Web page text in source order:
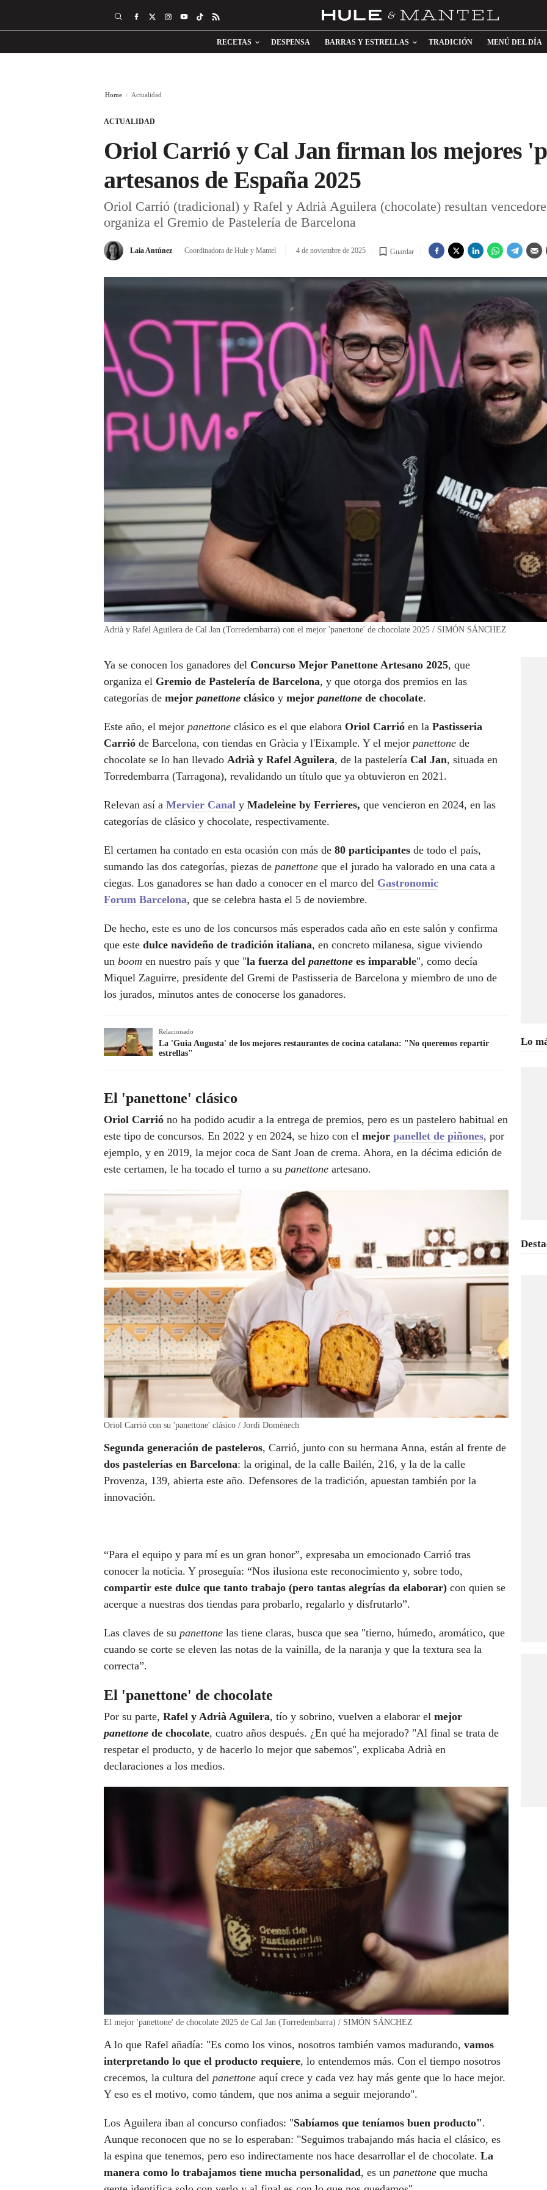
RECETAS DESPENSA BARRAS Y ESTRELLAS TRADICIÓN MENÚ DEL DÍA
Home Actualidad
ACTUALIDAD
Oriol Carrió y Cal Jan firman los mejores
artesanos de España 2025
Oriol Carrió (tradicional) y Rafel y Adrià Aguilera (chocolate) resultan
organiza el Gremio de Pastelería de Barcelona
Laia Antúnez Coordinadora de Hule y Mantel 4 de noviembre de 2025 Guardar
Adrià y Rafel Aguilera de Cal Jan (Torredembarra) con el mejor 'panettone' de chocolate 2025 / SIMÓN SÁNCHEZ
Ya se conocen los ganadores del Concurso Mejor Panettone Artesano 2025, que
organiza el Gremio de Pastelería de Barcelona, y que otorga dos premios en las
categorías de mejor panettone clásico y mejor panettone de chocolate.
Este año, el mejor panettone clásico es el que elabora Oriol Carrió en la Pastisseria
Carrió de Barcelona, con tiendas en Gràcia y l'Eixample. Y el mejor panettone de
chocolate se lo han llevado Adrià y Rafel Aguilera, de la pastelería Cal Jan, situada en
Torredembarra (Tarragona), revalidando un título que ya obtuvieron en 2021.
Relevan así a Mervier Canal y Madeleine by Ferrieres, que vencieron en 2024, en las
categorías de clásico y chocolate, respectivamente.
El certamen ha contado en esta ocasión con más de 80 participantes de todo el país,
sumando las dos categorías, piezas de panettone que el jurado ha valorado en una cata a
ciegas. Los ganadores se han dado a conocer en el marco del Gastronomic
Forum Barcelona, que se celebra hasta el 5 de noviembre.
De hecho, este es uno de los concursos más esperados cada año en este salón y confirma
que este dulce navideño de tradición italiana, en concreto milanesa, sigue viviendo
un boom en nuestro país y que "la fuerza del panettone es imparable", como decía
Miquel Zaguirre, presidente del Gremi de Pastisseria de Barcelona y miembro de uno de
los jurados, minutos antes de conocerse los ganadores.
Relacionado
La 'Guia Augusta' de los mejores restaurantes de cocina catalana: "No queremos repartir
estrellas"
El 'panettone' clásico
Oriol Carrió no ha podido acudir a la entrega de premios, pero es un pastelero habitual en
este tipo de concursos. En 2022 y en 2024, se hizo con el mejor panellet de piñones, por
ejemplo, y en 2019, la mejor coca de Sant Joan de crema. Ahora, en la décima edición de
este certamen, le ha tocado el turno a su panettone artesano.
Oriol Carrió con su 'panettone' clásico / Jordi Domènech
Segunda generación de pasteleros, Carrió, junto con su hermana Anna, están al frente de
dos pastelerías en Barcelona: la original, de la calle Bailén, 216, y la de la calle
Provenza, 139, abierta este año. Defensores de la tradición, apuestan también por la
innovación.
“Para el equipo y para mí es un gran honor”, expresaba un emocionado Carrió tras
conocer la noticia. Y proseguía: “Nos ilusiona este reconocimiento y, sobre todo,
compartir este dulce que tanto trabajo (pero tantas alegrías da elaborar) con quien se
acerque a nuestras dos tiendas para probarlo, regalarlo y disfrutarlo”.
Las claves de su panettone las tiene claras, busca que sea "tierno, húmedo, aromático, que
cuando se corte se eleven las notas de la vainilla, de la naranja y que la textura sea la
correcta”.
El 'panettone' de chocolate
Por su parte, Rafel y Adrià Aguilera, tío y sobrino, vuelven a elaborar el mejor
panettone de chocolate, cuatro años después. ¿En qué ha mejorado? "Al final se trata de
respetar el producto, y de hacerlo lo mejor que sabemos", explicaba Adrià en
declaraciones a los medios.
El mejor 'panettone' de chocolate 2025 de Cal Jan (Torredembarra) / SIMÓN SÁNCHEZ
A lo que Rafel añadía: "Es como los vinos, nosotros también vamos madurando, vamos
interpretando lo que el producto requiere, lo entendemos más. Con el tiempo nosotros
crecemos, la cultura del panettone aquí crece y cada vez hay más gente que lo hace mejor.
Y eso es el motivo, como tándem, que nos anima a seguir mejorando".
Los Aguilera iban al concurso confiados: "Sabíamos que teníamos buen producto".
Aunque reconocen que no se lo esperaban: "Seguimos trabajando más hacia el clásico, es
la espina que tenemos, pero eso indirectamente nos hace desarrollar el de chocolate. La
manera como lo trabajamos tiene mucha personalidad, es un panettone que mucha
Lo